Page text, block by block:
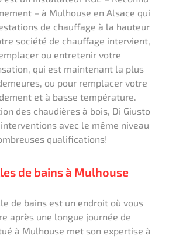
– à Mulhouse en Alsace qui
de chauffage à la hauteur
société de chauffage intervient,
ou entretenir votre
qui est maintenant la plus
ou pour remplacer votre
et à basse température.
des chaudières à bois, Di Giusto
avec le même niveau
qualifications!
de bains à Mulhouse
de bains est un endroit où vous
après une longue journée de
à Mulhouse met son expertise à